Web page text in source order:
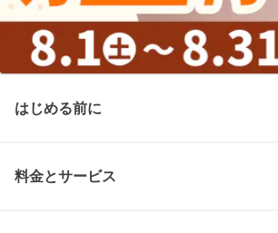
はじめる前に
料金とサービス